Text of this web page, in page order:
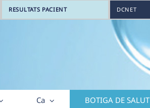
RESULTATS PACIENT DCNET
Ca BOTIGA DE SALUT